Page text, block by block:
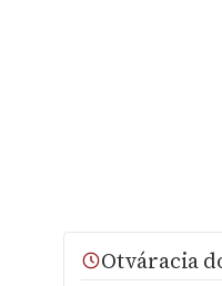
Otváracia